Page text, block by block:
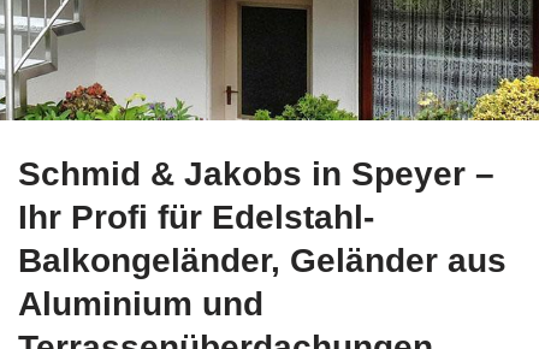
☀️Schmid-Jakobs.de in Speyer garantiert Edelstahl
Schmid & Jakobs in Speyer –
Ihr Profi für Edelstahl-
Balkongeländer, Geländer aus
Aluminium und